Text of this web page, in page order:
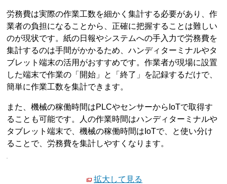
労務費は実際の作業工数を細かく集計する必要があり、作
業者の負担になることから、正確に把握することは難しい
のが現状です。紙の日報やシステムへの手入力で労務費を
集計するのは手間がかかるため、ハンディターミナルやタ
ブレット端末の活用がおすすめです。作業者が現場に設置
した端末で作業の「開始」と「終了」を記録するだけで、
簡単に作業工数を集計できます。
また、機械の稼働時間はPLCやセンサーからIoTで取得す
ることも可能です。人の作業時間はハンディターミナルや
タブレット端末で、機械の稼働時間はIoTで、と使い分け
ることで、労務費を集計しやすくなります。
拡大して見る